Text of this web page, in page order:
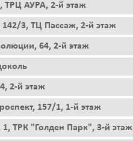
ТРЦ АУРА, 2-й этаж
3, ТЦ Пассаж, 2-й этаж
64, 2-й этаж
2-й этаж
157/1, 1-й этаж
1, ТРК "Голден Парк", 3-й этаж